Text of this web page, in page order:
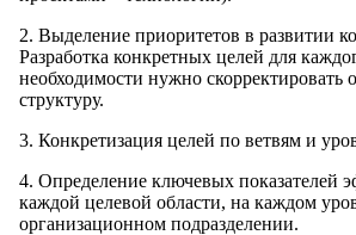
2. Выделение приоритетов в развитии
Разработка конкретных целей для
необходимости нужно скорректировать
структуру.
3. Конкретизация целей по ветвям и
4. Определение ключевых показателей
каждой целевой области, на каждом
организационном подразделении.